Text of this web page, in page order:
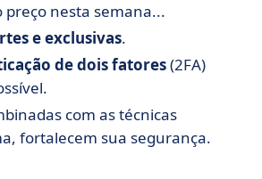
preço nesta semana...
e exclusivas.
de dois fatores(2FA)
com as técnicas
fortalecem sua segurança.